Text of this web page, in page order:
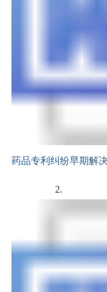
药品专利纠纷早期解
2.